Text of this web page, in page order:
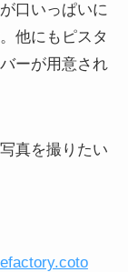
口いっぱいに
他にもピスタ
ーが用意され
真を撮りたい